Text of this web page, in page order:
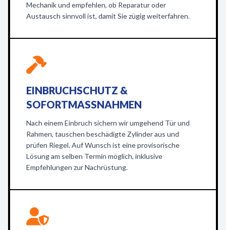
Mechanik und empfehlen, ob Reparatur oder
Austausch sinnvoll ist, damit Sie zügig weiterfahren.
EINBRUCHSCHUTZ &
SOFORTMASSNAHMEN
Nach einem Einbruch sichern wir umgehend Tür und
Rahmen, tauschen beschädigte Zylinder aus und
prüfen Riegel. Auf Wunsch ist eine provisorische
Lösung am selben Termin möglich, inklusive
Empfehlungen zur Nachrüstung.